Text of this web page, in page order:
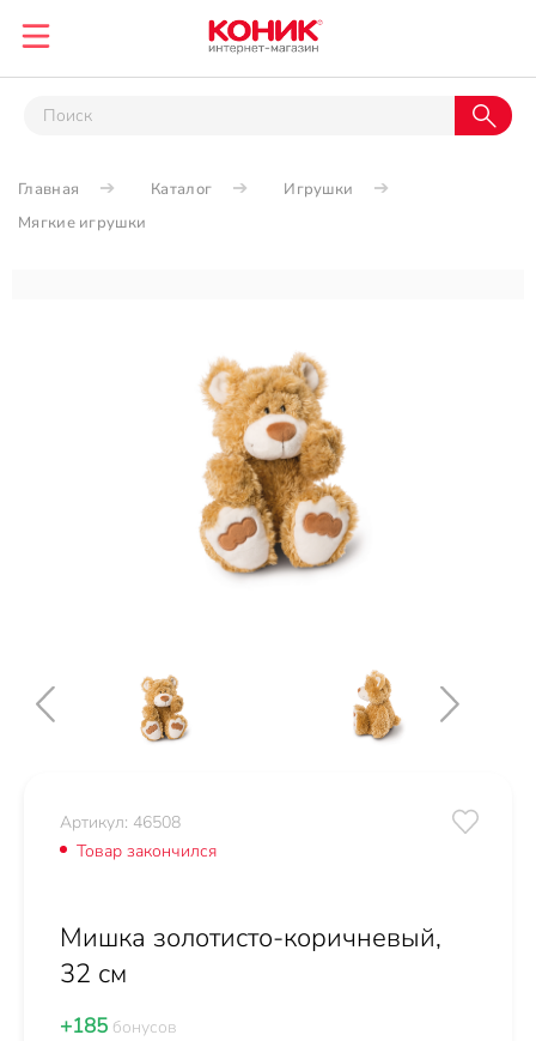
Главная Каталог
Игрушки
Мягкие игрушки
Артикул: 46508
Товар закончился
Мишка золотисто-коричневый,
32 см
+185 бонусов